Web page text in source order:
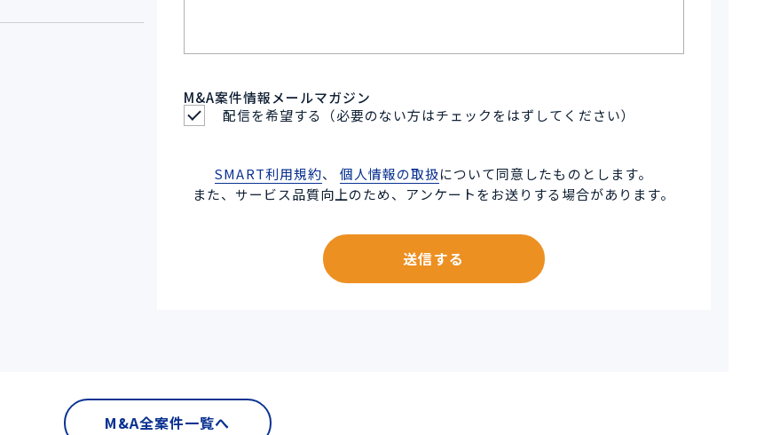
M&A案件情報メールマガジン
配信を希望する（必要のない方はチェックをはずしてください）
SMART利用規約、 個人情報の取扱について同意したものとします。
また、サービス品質向上のため、アンケートをお送りする場合があります。
送信する
M&A全案件一覧へ